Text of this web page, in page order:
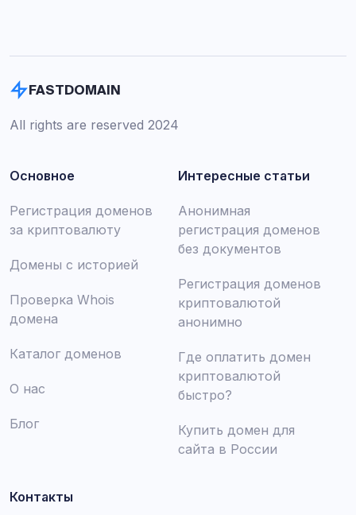
FASTDOMAIN
All rights are reserved 2024
Основное
Регистрация доменов
за криптовалюту
Домены с историей
Проверка Whois
домена
Каталог доменов
О нас
Блог
Интересные статьи
Анонимная
регистрация доменов
без документов
Регистрация доменов
криптовалютой
анонимно
Где оплатить домен
криптовалютой
быстро?
Купить домен для
сайта в России
Контакты